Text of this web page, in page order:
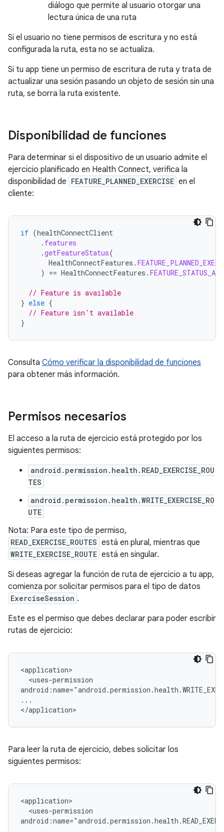
diálogo que permite al usuario otorgar una
lectura única de una ruta
Si el usuario no tiene permisos de escritura y no está
configurada la ruta, esta no se actualiza.
Si tu app tiene un permiso de escritura de ruta y trata de
actualizar una sesión pasando un objeto de sesión sin una
ruta, se borra la ruta existente.
Disponibilidad de funciones
Para determinar si el dispositivo de un usuario admite el
ejercicio planificado en Health Connect, verifica la
disponibilidad de FEATURE_PLANNED_EXERCISE en el
cliente:
if (healthConnectClient
. features
.getFeatureStatus(
HealthConnectFeatures .
)
== HealthConnectFeatures .
// Feature is available
} else {
// Feature isn't available
}
Consulta Cómo verificar la disponibilidad de funciones
para obtener más información.
Permisos necesarios
El acceso a la ruta de ejercicio está protegido por los
siguientes permisos:
android.permission.health.READ_EXERCISE_ROU
TES
android.permission.health.WRITE_EXERCISE_RO
UTE
Nota: Para este tipo de permiso,
READ_EXERCISE_ROUTES está en plural, mientras que
WRITE_EXERCISE_ROUTE está en singular.
Si deseas agregar la función de ruta de ejercicio a tu app,
comienza por solicitar permisos para el tipo de datos
ExerciseSession .
Este es el permiso que debes declarar para poder escribir
rutas de ejercicio:
<uses-permission
...
Para leer la ruta de ejercicio, debes solicitar los
siguientes permisos:
<uses-permission